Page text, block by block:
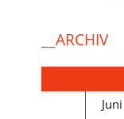
__ARCHIV
Juni